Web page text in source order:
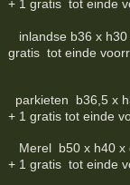
+ 1 gratis tot einde
inlandse b36 x h30
gratis tot einde
parkieten b36,5 x
+ 1 gratis tot einde
Merel b50 x h40 x
+ 1 gratis tot einde